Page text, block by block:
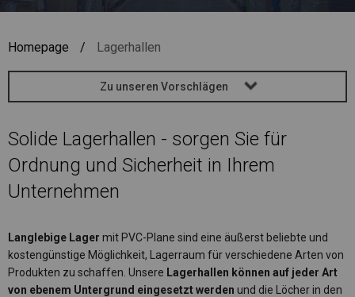
Homepage / Lagerhallen
Zu unseren Vorschlägen
Solide Lagerhallen - sorgen Sie für
Ordnung und Sicherheit in Ihrem
Unternehmen
Langlebige Lager mit PVC-Plane sind eine äußerst beliebte und
kostengünstige Möglichkeit, Lagerraum für verschiedene Arten von
Produkten zu schaffen. Unsere Lagerhallen können auf jeder Art
von ebenem Untergrund eingesetzt werden und die Löcher in den